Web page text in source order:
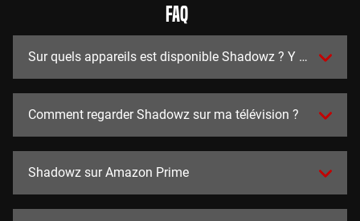
FAQ
Sur quels appareils est disponible Shadowz ? Y a t-il des
Comment regarder Shadowz sur ma télévision ?
Shadowz sur Amazon Prime